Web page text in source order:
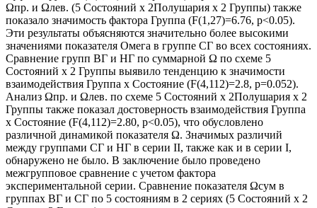
Ωпр. и Ωлев. (5 Состояний х 2Полушария х 2 Группы) также
показало значимость фактора Группа (F(1,27)=6.76, p<0.05).
Эти результаты объясняются значительно более высокими
значениями показателя Омега в группе СГ во всех состояниях.
Сравнение групп ВГ и НГ по суммарной Ω по схеме 5
Состояний х 2 Группы выявило тенденцию к значимости
взаимодействия Группа х Состояние (F(4,112)=2.8, p=0.052).
Анализ Ωпр. и Ωлев. по схеме 5 Состояний х 2Полушария х 2
Группы также показал достоверность взаимодействия Группа
х Состояние (F(4,112)=2.80, p<0.05), что обусловлено
различной динамикой показателя Ω. Значимых различий
между группами СГ и НГ в серии II, также как и в серии I,
обнаружено не было. В заключение было проведено
межгрупповое сравнение с учетом фактора
экспериментальной серии. Сравнение показателя Ωсум в
группах ВГ и СГ по 5 состояниям в 2 сериях (5 Состояний х 2